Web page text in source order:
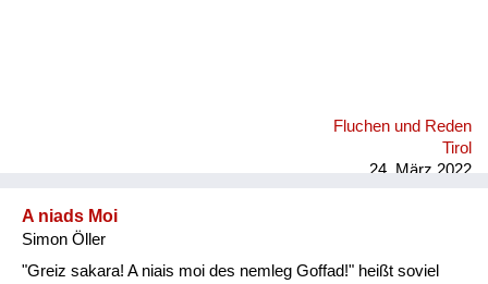
Fluchen und Reden
Tirol
24. März 2022
A niads Moi
Simon Öller
"Greiz sakara! A niais moi des nemleg Goffad!" heißt soviel